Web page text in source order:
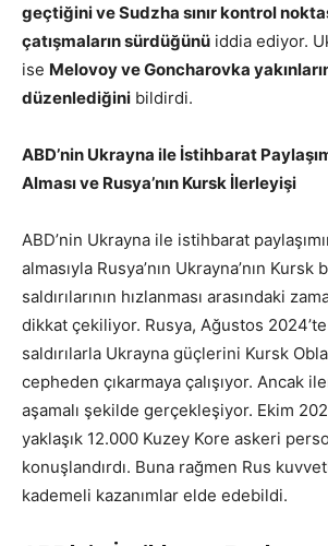
geçtiğini ve Sudzha sınır kontrol
çatışmaların sürdüğünü iddia ediyor.
ise Melovoy ve Goncharovka
düzenlediğini bildirdi.
ABD’nin Ukrayna ile İstihbarat
Alması ve Rusya’nın Kursk İlerleyişi
ABD’nin Ukrayna ile istihbarat
almasıyla Rusya’nın Ukrayna’nın
saldırılarının hızlanması arasındaki
dikkat çekiliyor. Rusya, Ağustos 2024’te
saldırılarla Ukrayna güçlerini Kursk
cepheden çıkarmaya çalışıyor. Ancak
aşamalı şekilde gerçekleşiyor. Ekim
yaklaşık 12.000 Kuzey Kore askeri
konuşlandırdı. Buna rağmen Rus
kademeli kazanımlar elde edebildi.